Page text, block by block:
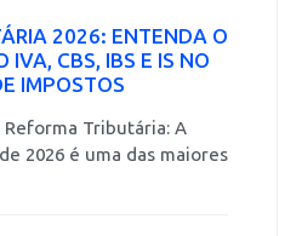
2026: ENTENDA O
IVA, CBS, IBS E IS NO
IMPOSTOS
Tributária: A
2026 é uma das maiores